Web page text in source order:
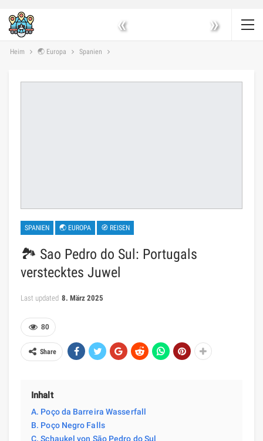
« »
Heim 🌏 Europa Spanien
SPANIEN 🌏 EUROPA 🧭 REISEN
🏞️ Sao Pedro do Sul: Portugals
verstecktes Juwel
Last updated 8. März 2025
80
Share
Inhalt
A. Poço da Barreira Wasserfall
B. Poço Negro Falls
C. Schaukel von São Pedro do Sul